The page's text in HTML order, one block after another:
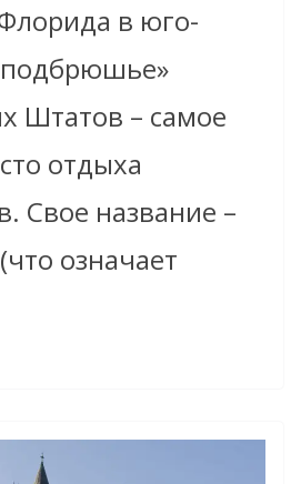
в юго-
Штатов – самое
отдыха
Свое название –
означает